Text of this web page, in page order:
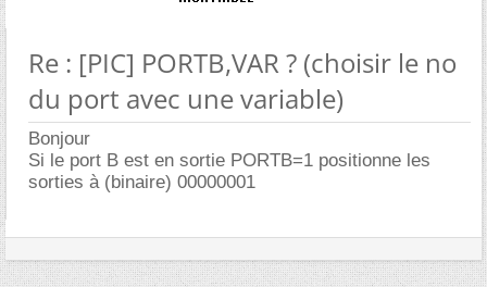
Re : [PIC] PORTB,VAR ? (choisir le no
du port avec une variable)
Bonjour
Si le port B est en sortie PORTB=1 positionne les
sorties à (binaire) 00000001